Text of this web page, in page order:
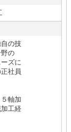
の技
の
ズに
社員
軸加
工経